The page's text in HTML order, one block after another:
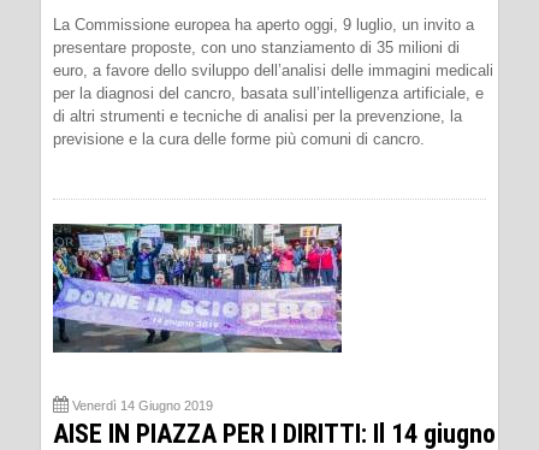
La Commissione europea ha aperto oggi, 9 luglio, un invito a
presentare proposte, con uno stanziamento di 35 milioni di
euro, a favore dello sviluppo dell’analisi delle immagini medicali
per la diagnosi del cancro, basata sull’intelligenza artificiale, e
di altri strumenti e tecniche di analisi per la prevenzione, la
previsione e la cura delle forme più comuni di cancro.
Venerdì 14 Giugno 2019
AISE IN PIAZZA PER I DIRITTI: Il 14 giugno